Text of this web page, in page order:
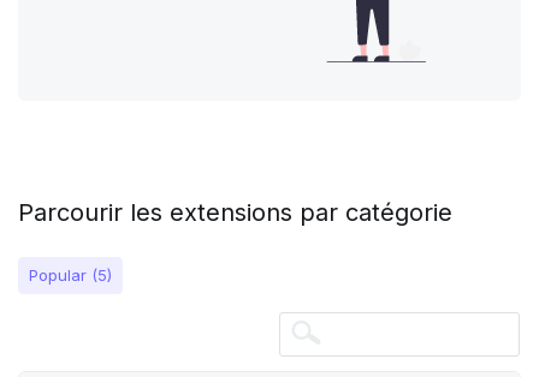
Parcourir les extensions par catégorie
Popular (5)